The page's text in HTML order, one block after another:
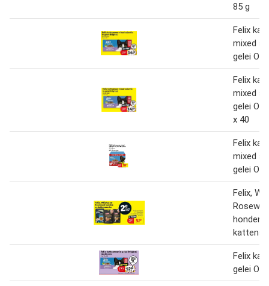
85 g
Felix
mixed
gelei
Felix
mixed
gelei
x 40
Felix
mixed
gelei
Felix,
Felix
gelei